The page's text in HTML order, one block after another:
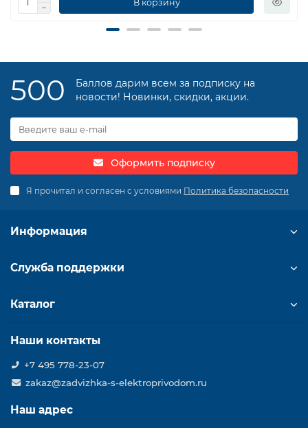
В корзину
500
Баллов дарим всем за подписку на
новости! Новинки, скидки, акции.
Оформить подписку
Я прочитал и согласен с условиями Политика безопасности
Информация
Служба поддержки
Каталог
Наши контакты
+7 495 778-23-07
zakaz@zadvizhka-s-elektroprivodom.ru
Наш адрес